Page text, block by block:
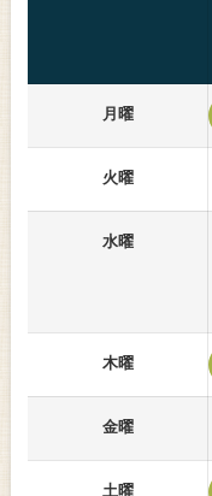
月曜
火曜
水曜
木曜
金曜
土曜